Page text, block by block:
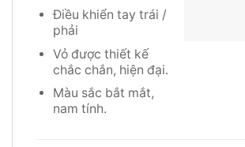
Điều khiển tay trái /
phải
Vỏ được thiết kế
chắc chắn, hiện đại.
Màu sắc bắt mắt,
nam tính.